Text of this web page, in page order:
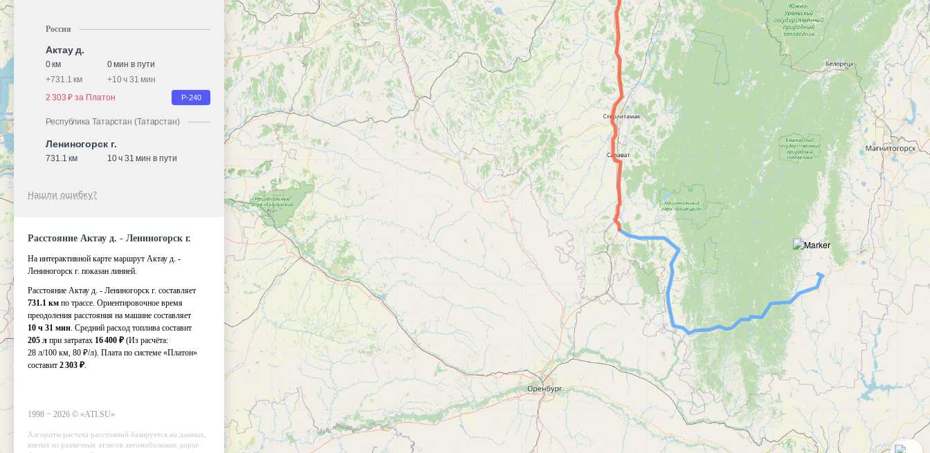
Россия
Актау д.
0 км
0 мин в пути
+731.1 км +10 ч 31 мин
2 303 ₽ за Платон
Р-240
Республика Татарстан (Татарстан)
Лениногорск г.
731.1 км 10 ч 31 мин в пути
Нашли ошибку?
Расстояние Актау д. - Лениногорск г.
На интерактивной карте маршрут Актау д. -
Лениногорск г. показан линией.
Расстояние Актау д. - Лениногорск г. составляет
731.1 км по трассе. Ориентировочное время
преодоления расстояния на машине составляет
10 ч 31 мин. Средний расход топлива составит
205 л при затратах 16 400 ₽ (Из расчёта:
28 л/100 км, 80 ₽/л). Плата по системе «Платон»
составит 2 303 ₽.
1998 − 2026 © «ATI.SU»
Алгоритм расчета расстояний базируется на данных,
взятых из различных атласов автомобильных дорог.